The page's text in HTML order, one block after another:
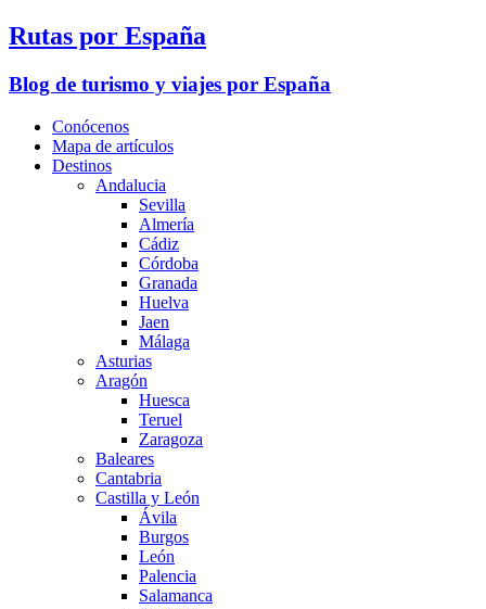
Rutas por España
Blog de turismo y viajes por España
Conócenos
Mapa de artículos
Destinos
Andalucia
Sevilla
Almería
Cádiz
Córdoba
Granada
Huelva
Jaen
Málaga
Asturias
Aragón
Huesca
Teruel
Zaragoza
Baleares
Cantabria
Castilla y León
Ávila
Burgos
León
Palencia
Salamanca